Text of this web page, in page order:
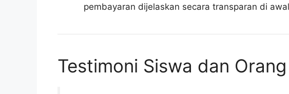
pembayaran dijelaskan secara transparan di
Testimoni Siswa dan Orang